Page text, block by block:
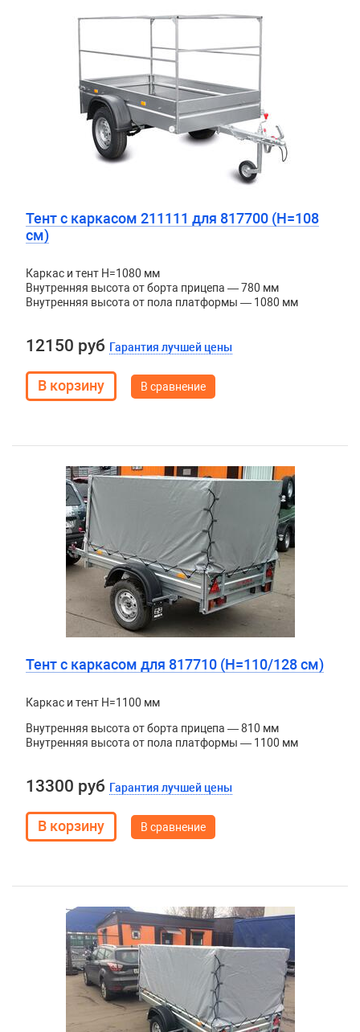
Тент с каркасом 211111 для 817700 (H=108
см)
Каркас и тент H=1080 мм
Внутренняя высота от борта прицепа — 780 мм
Внутренняя высота от пола платформы — 1080 мм
12150 руб Гарантия лучшей цены
В сравнение
Тент с каркасом для 817710 (H=110/128 см)
Каркас и тент H=1100 мм
Внутренняя высота от борта прицепа — 810 мм
Внутренняя высота от пола платформы — 1100 мм
13300 руб Гарантия лучшей цены
В сравнение